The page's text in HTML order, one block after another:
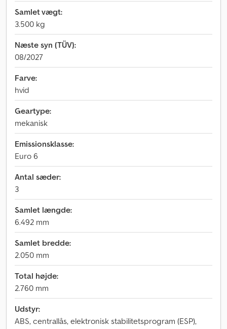
Samlet vægt:
3.500 kg
Næste syn (TÜV):
08/2027
Farve:
hvid
Geartype:
mekanisk
Emissionsklasse:
Euro 6
Antal sæder:
3
Samlet længde:
6.492 mm
Samlet bredde:
2.050 mm
Total højde:
2.760 mm
Udstyr:
ABS, centrallås, elektronisk stabilitetsprogram (ESP),